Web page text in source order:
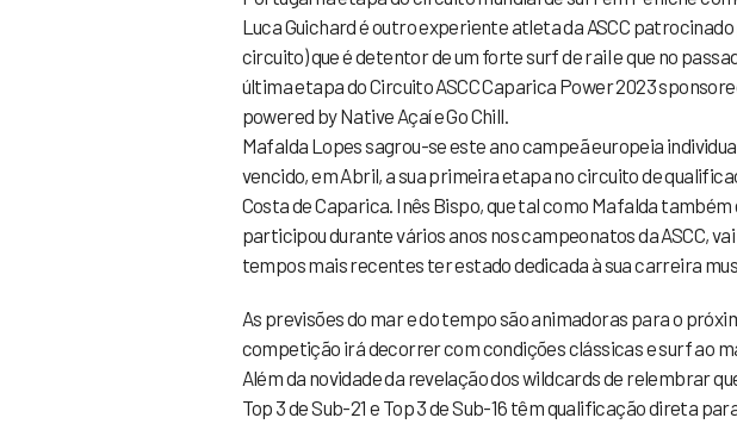
Luca Guichard é outro experiente atleta da ASCC
circuito) que é detentor de um forte surf de rail e que no
última etapa do Circuito ASCC Caparica Power 2023
powered by Native Açaí e Go Chill.
Mafalda Lopes sagrou-se este ano campeã europeia
vencido, em Abril, a sua primeira etapa no circuito de
Costa de Caparica. Inês Bispo, que tal como Mafalda
participou durante vários anos nos campeonatos da ASCC,
tempos mais recentes ter estado dedicada à sua carreira
As previsões do mar e do tempo são animadoras para o
competição irá decorrer com condições clássicas e surf ao
Além da novidade da revelação dos wildcards de relembrar
Top 3 de Sub-21 e Top 3 de Sub-16 têm qualificação direta